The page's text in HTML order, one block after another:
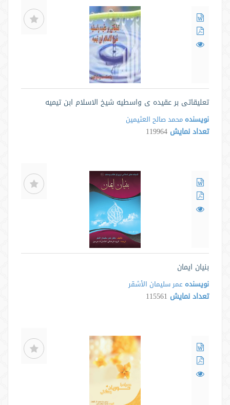
تعلیقاتی بر عقیده ی واسطیه شیخ الاسلام ابن تیمیه
نویسنده محمد صالح العثیمین
تعداد نمایش 119964
بنیان ایمان
نویسنده عمر سلیمان الأشقر
تعداد نمایش 115561